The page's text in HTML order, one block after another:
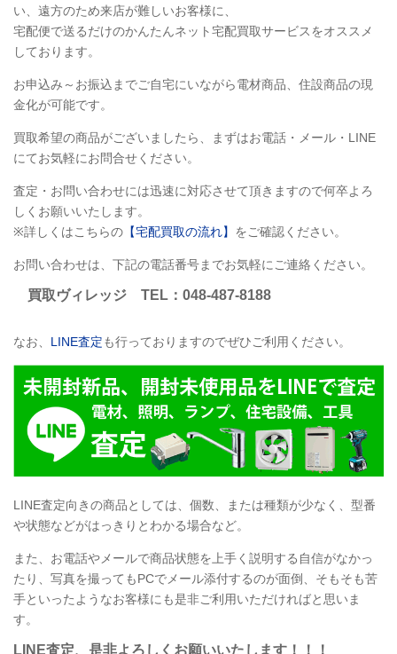
い、遠方のため来店が難しいお客様に、
宅配便で送るだけのかんたんネット宅配買取サービスをオススメ
しております。
お申込み～お振込までご自宅にいながら電材商品、住設商品の現
金化が可能です。
買取希望の商品がございましたら、まずはお電話・メール・LINE
にてお気軽にお問合せください。
査定・お問い合わせには迅速に対応させて頂きますので何卒よろ
しくお願いいたします。
※詳しくはこちらの 【宅配買取の流れ】 をご確認ください。
お問い合わせは、下記の電話番号までお気軽にご連絡ください。
買取ヴィレッジ TEL：048-487-8188
なお、 LINE査定も行っておりますのでぜひご利用ください。
LINE査定向きの商品としては、個数、または種類が少なく、型番
や状態などがはっきりとわかる場合など。
また、お電話やメールで商品状態を上手く説明する自信がなかっ
たり、写真を撮ってもPCでメール添付するのが面倒、そもそも苦
手といったようなお客様にも是非ご利用いただければと思いま
す。
LINE査定、是非よろしくお願いいたします！！！